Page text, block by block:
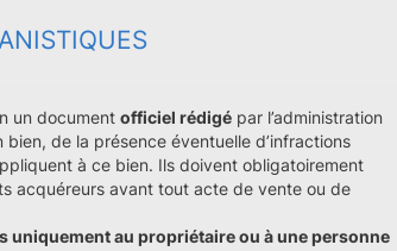
un document officiel rédigé par l’administration
de la présence éventuelle d’infractions
à ce bien. Ils doivent obligatoirement
acquéreurs avant tout acte de vente ou de
uniquement au propriétaire ou à une personne